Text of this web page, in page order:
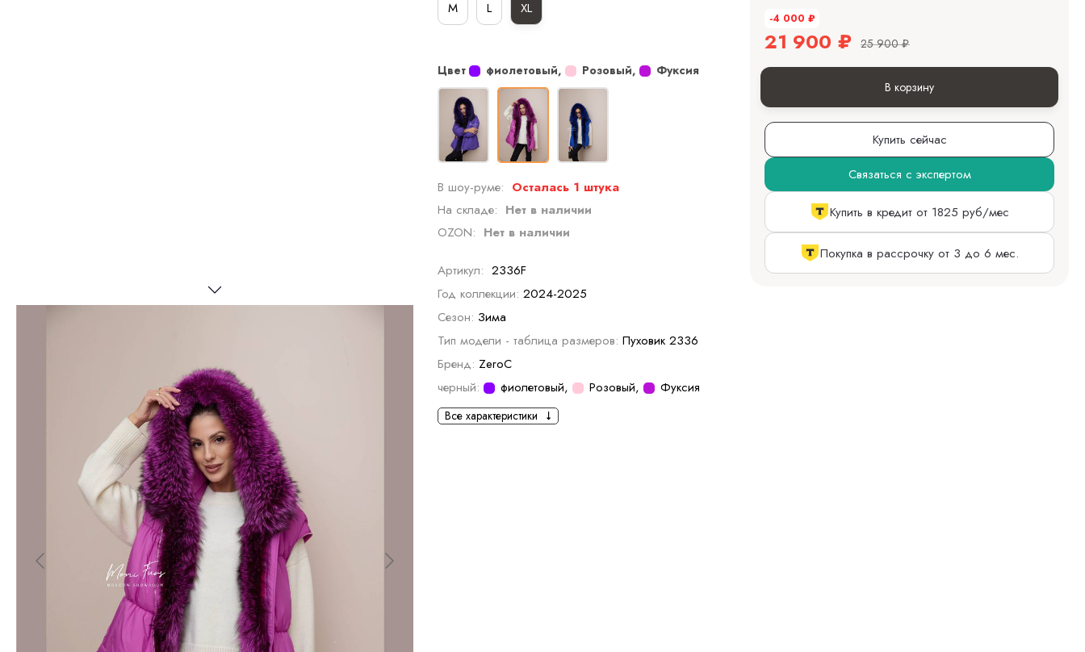
M L XL
Цвет фиолетовый, Розовый, Фуксия
В шоу-руме: Осталась 1 штука
На складе: Нет в наличии
OZON: Нет в наличии
Артикул: 2336F
Год коллекции: 2024-2025
Сезон: Зима
Тип модели - таблица размеров: Пуховик 2336
Бренд: ZeroC
черный:
фиолетовый, Розовый, Фуксия
Все характеристики
-4 000 ₽
21 900 ₽ 25 900 ₽
В корзину
Купить сейчас
Связаться с экспертом
Купить в кредит от 1825 руб/мес
Покупка в рассрочку от 3 до 6 мес.